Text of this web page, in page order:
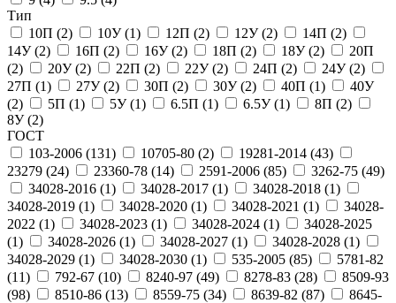
Тип
10П (2) 10У (1) 12П (2) 12У (2) 14П (2)
14У (2) 16П (2) 16У (2) 18П (2) 18У (2)
20П
(2) 20У (2) 22П (2) 22У (2) 24П (2) 24У (2)
27П (1) 27У (2) 30П (2) 30У (2) 40П (1)
40У
(2) 5П (1) 5У (1) 6.5П (1) 6.5У (1) 8П (2)
8У (2)
ГОСТ
103-2006 (131) 10705-80 (2) 19281-2014 (43)
23279 (24) 23360-78 (14) 2591-2006 (85) 3262-75 (49)
34028-2016 (1) 34028-2017 (1) 34028-2018 (1)
34028-2019 (1) 34028-2020 (1) 34028-2021 (1)
34028-
2022 (1) 34028-2023 (1) 34028-2024 (1)
34028-2025
(1) 34028-2026 (1) 34028-2027 (1) 34028-2028 (1)
34028-2029 (1) 34028-2030 (1) 535-2005 (85)
5781-82
(11) 792-67 (10) 8240-97 (49) 8278-83 (28)
8509-93
(98) 8510-86 (13) 8559-75 (34) 8639-82 (87)
8645-